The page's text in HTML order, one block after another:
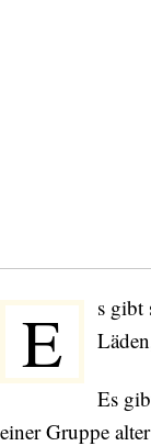
E
s gibt
Es
einer Gruppe